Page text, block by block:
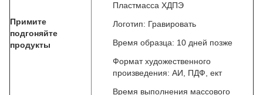
Примите
подгоняйте
продукты
Пластмасса ХДПЭ
Логотип: Гравировать
Время образца: 10 дней позже
Формат художественного
произведения: АИ, ПДФ, ект
Время выполнения массового